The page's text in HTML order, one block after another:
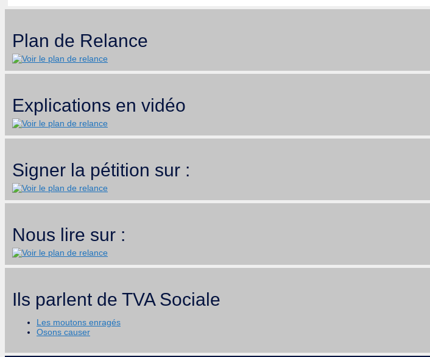
Plan de Relance
Explications en vidéo
Signer la pétition sur :
Nous lire sur :
Ils parlent de TVA Sociale
Les moutons enragés
Osons causer